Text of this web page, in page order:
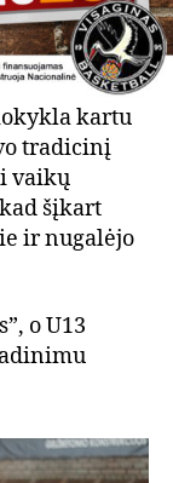
kartu
tradicinį
vaikų
šįkart
ir nugalėjo
o U13